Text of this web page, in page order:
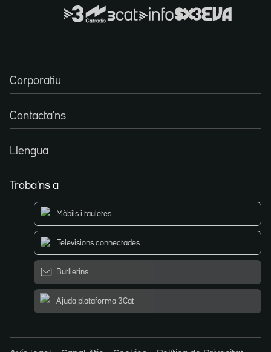
Corporatiu
Contacta'ns
Llengua
Troba'ns a
Mòbils i tauletes
Televisions connectades
Butlletins
Ajuda plataforma 3Cat